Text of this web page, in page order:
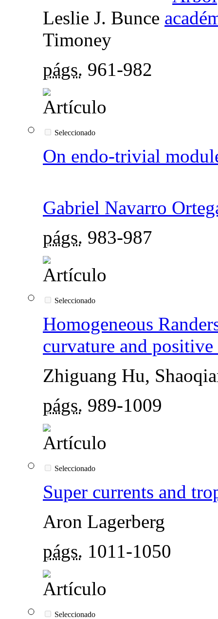
Leslie J. Bunce
Timoney
págs. 961-982
Seleccionado
On endo-trivial
Gabriel Navarro
págs. 983-987
Seleccionado
Homogeneous
curvature and
Zhiguang Hu,
págs. 989-1009
Seleccionado
Super currents and
Aron Lagerberg
págs. 1011-1050
Seleccionado